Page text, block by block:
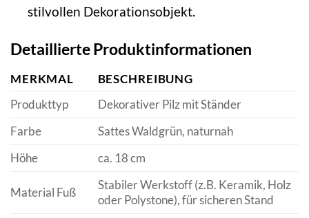
stilvollen Dekorationsobjekt.
Detaillierte Produktinformationen
MERKMAL
BESCHREIBUNG
Produkttyp
Dekorativer Pilz mit Ständer
Farbe
Sattes Waldgrün, naturnah
Höhe
ca. 18 cm
Material Fuß
Stabiler Werkstoff (z.B. Keramik, Holz
oder Polystone), für sicheren Stand